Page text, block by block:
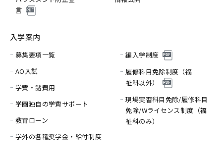
言
入学案内
募集要項一覧
AO入試
学費・諸費用
学園独自の学費サポート
教育ローン
学外の各種奨学金・給付制度
編入学制度
履修科目免除制度（福
祉科以外）
現場実習科目免除/履修科目
免除/Wライセンス制度（福
祉科のみ）